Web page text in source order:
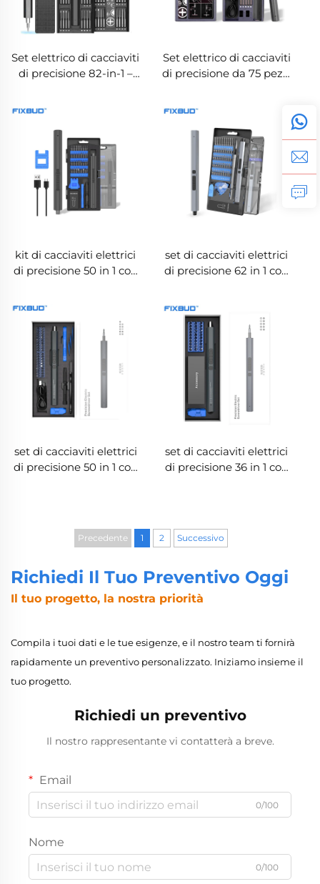
Set elettrico di cacciaviti
di precisione 82-in-1 –
Set elettrico di cacciaviti
di precisione da 75 pezzi
riparazione ricaricabile
kit di cacciaviti elettrici
di precisione 50 in 1 con
set di cacciaviti elettrici
di precisione 62 in 1 con
set di cacciaviti elettrici
di precisione 50 in 1 con
set di cacciaviti elettrici
di precisione 36 in 1 con
Precedente 1 2 Successivo
Richiedi Il Tuo Preventivo Oggi
Il tuo progetto, la nostra priorità
Compila i tuoi dati e le tue esigenze, e il nostro team ti fornirà
rapidamente un preventivo personalizzato. Iniziamo insieme il
tuo progetto.
Richiedi un preventivo
Il nostro rappresentante vi contatterà a breve.
Email
0/100
Nome
0/100